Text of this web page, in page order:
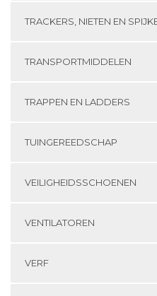
TRACKERS, NIETEN EN
TRANSPORTMIDDELEN
TRAPPEN EN LADDERS
TUINGEREEDSCHAP
VEILIGHEIDSSCHOENEN
VENTILATOREN
VERF